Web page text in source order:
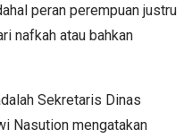
peran perempuan justru
nafkah atau bahkan
Sekretaris Dinas
Nasution mengatakan